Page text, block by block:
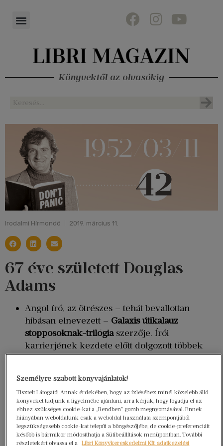
Könyvektől az olvasókig
Irodalmi Hírmondó 2019. március 11.
67 éve született Douglas
Adams
Angol író, az ötrészes – tehát bevallottan
hibásan elnevezett – Galaxis útikalauz
stopposoknak-trilógiaszerzője. Írói
karrierjének kezdete előtt dolgozott többek
között egycsirkefarmonés egy gazdag katari
Egész életében érdeklődött a
újításokiránt. Már 1983-ban volt e-mail-címe,
1984-ben ő vásárolta Anglia első Macintosh-
számítógépét, két évvel a Wikipedia indulása
előtt létrehozta az első közösségi elven alapuló
Személyre szabott könyvajánlatok!
Tisztelt Látogató! Annak érdekében, hogy az ízléséhez minél közelebb álló
könyveket tudjunk a figyelmébe ajánlani, arra kérjük, hogy fogadja el az
ehhez szükséges cookie-kat a „Rendben” gomb megnyomásával. Ennek
hiányában weboldalunk csak a weboldal használata szempontjából
legszükségesebb cookie-kat telepíti a böngészőjébe, de cookie-preferenciáit
később is bármikor módosíthatja a Sütibeállítások menüpontban. További
részletekért olvassa el a
Libri Könyvkereskedelmi Kft. adatkezelési